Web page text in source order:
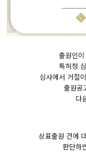
출원인
특허청
심사에서 거절
출원공
다
상표출원 건에
판단하